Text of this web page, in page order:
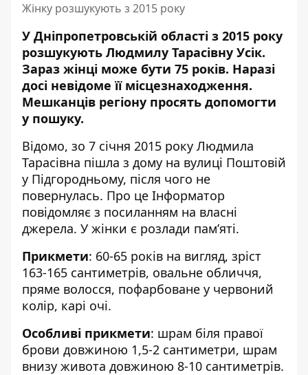
Жінку розшукують з 2015 року
У Дніпропетровській області з 2015 року
розшукують Людмилу Тарасівну Усік.
Зараз жінці може бути 75 років. Наразі
досі невідоме її місцезнаходження.
Мешканців регіону просять допомогти
у пошуку.
Відомо, зо 7 січня 2015 року Людмила
Тарасівна пішла з дому на вулиці Поштовій
у Підгородньому, після чого не
повернулась. Про це Інформатор
повідомляє з посиланням на власні
джерела. У жінки є розлади пам’яті.
Прикмети: 60-65 років на вигляд, зріст
163-165 сантиметрів, овальне обличчя,
пряме волосся, пофарбоване у червоний
колір, карі очі.
Особливі прикмети: шрам біля правої
брови довжиною 1,5-2 сантиметри, шрам
внизу живота довжиною 8-10 сантиметрів.